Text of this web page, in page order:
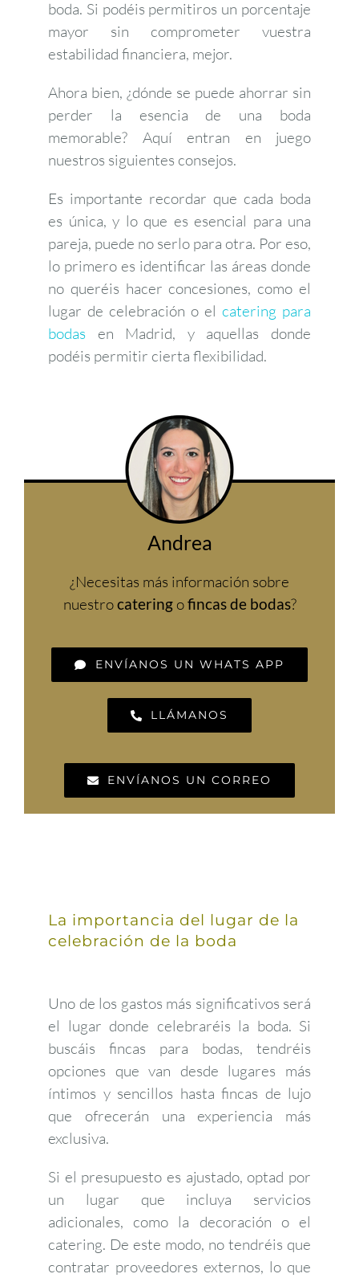
boda. Si podéis permitiros un porcentaje
mayor sin comprometer vuestra
estabilidad financiera, mejor.
Ahora bien, ¿dónde se puede ahorrar sin
perder la esencia de una boda
memorable? Aquí entran en juego
nuestros siguientes consejos.
Es importante recordar que cada boda
es única, y lo que es esencial para una
pareja, puede no serlo para otra. Por eso,
lo primero es identificar las áreas donde
no queréis hacer concesiones, como el
lugar de celebración o el catering para
bodas en Madrid, y aquellas donde
podéis permitir cierta flexibilidad.
Andrea
¿Necesitas más información sobre
nuestrocateringofincas de bodas?
ENVÍANOS UN WHATS APP
LLÁMANOS
ENVÍANOS UN CORREO
La importancia del lugar de la
celebración de la boda
Uno de los gastos más significativos será
el lugar donde celebraréis la boda. Si
buscáis fincas para bodas, tendréis
opciones que van desde lugares más
íntimos y sencillos hasta fincas de lujo
que ofrecerán una experiencia más
exclusiva.
Si el presupuesto es ajustado, optad por
un lugar que incluya servicios
adicionales, como la decoración o el
catering. De este modo, no tendréis que
contratar proveedores externos, lo que